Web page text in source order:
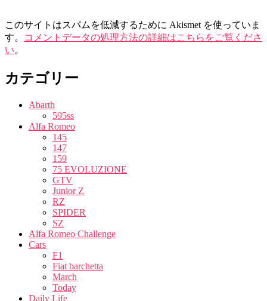
このサイトはスパムを低減するために Akismet を使っていま
す。
コメントデータの処理方法の詳細はこちらをご覧くださ
い。
カテゴリー
Abarth
595ss
Alfa Romeo
145
147
159
75 EVOLUZIONE
GTV
Junior Z
RZ
SPIDER
SZ
Alfa Romeo Challenge
Cars
F1
Fiat barchetta
March
Today
Daily Life